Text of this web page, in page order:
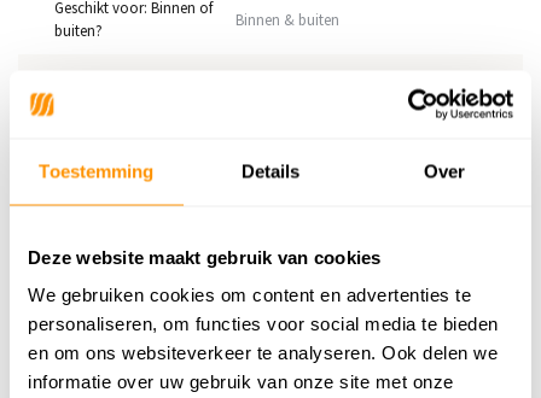
Toestemming Details Over
Deze website maakt gebruik van cookies
We gebruiken cookies om content en advertenties te
personaliseren, om functies voor social media te bieden
en om ons websiteverkeer te analyseren. Ook delen we
informatie over uw gebruik van onze site met onze
Adviesprijs249,95
199,95
Geschikt voor: Binnen of
buiten?
Binnen & buiten
Reviews